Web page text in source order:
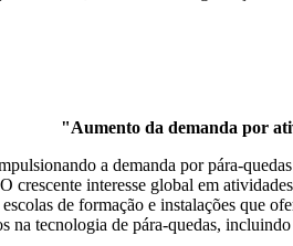
"Aumento da demanda por
a demanda por pára-
crescente interesse global em
de formação e instalações que
na tecnologia de pára-quedas,